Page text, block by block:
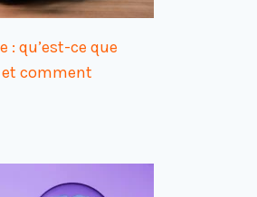
: qu’est-ce que
et comment